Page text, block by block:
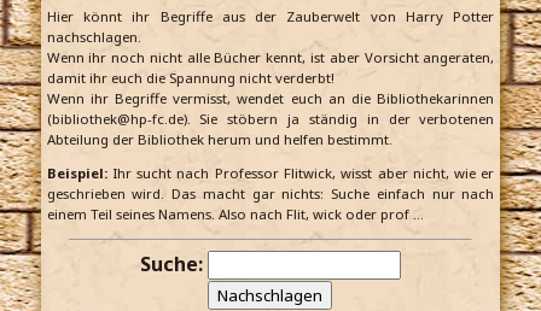
Zauberwelt
Willkommen
Jetzt Fanclub-Mitglied werden!
Hier könnt ihr Begriffe aus der Zauberwelt von Harry Potter
nachschlagen.
Wenn ihr noch nicht alle Bücher kennt, ist aber Vorsicht angeraten,
damit ihr euch die Spannung nicht verderbt!
Wenn ihr Begriffe vermisst, wendet euch an die Bibliothekarinnen
(bibliothek@hp-fc.de). Sie stöbern ja ständig in der verbotenen
Abteilung der Bibliothek herum und helfen bestimmt.
Beispiel:Ihr sucht nach Professor Flitwick, wisst aber nicht, wie er
geschrieben wird. Das macht gar nichts: Suche einfach nur nach
einem Teil seines Namens. Also nach Flit, wick oder prof …
Suche: